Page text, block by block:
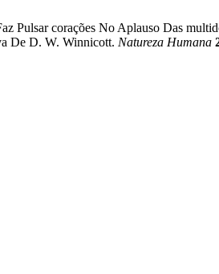
Pulsar corações No Aplauso Das
De D. W. Winnicott. Natureza Humana